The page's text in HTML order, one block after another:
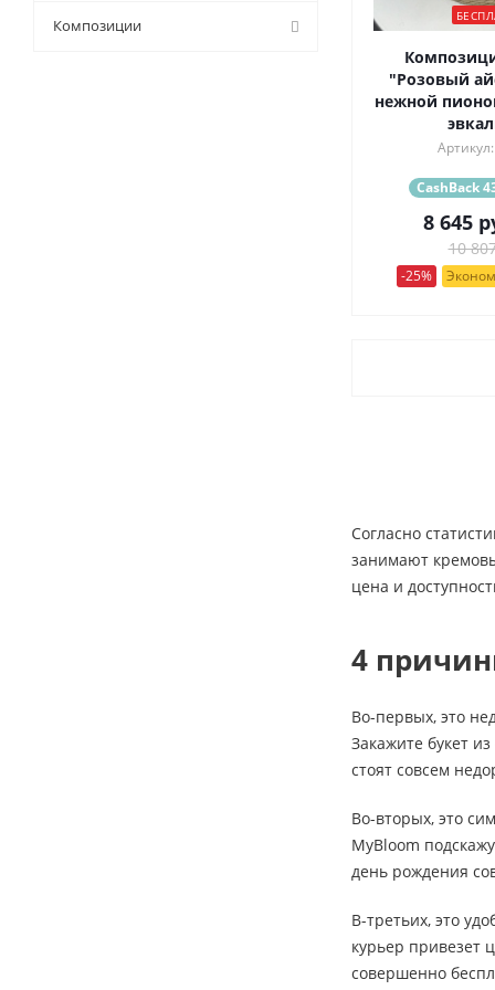
"Розовый
нежной
CashBack
8 645
10
-25%
Согласно
занимают
цена и
4
Во-первых, это
Закажите букет
стоят совсем
Во-вторых, это
MyBloom
день рождения
В-третьих, это
курьер привезет
совершенно
9 (0)
Композиции